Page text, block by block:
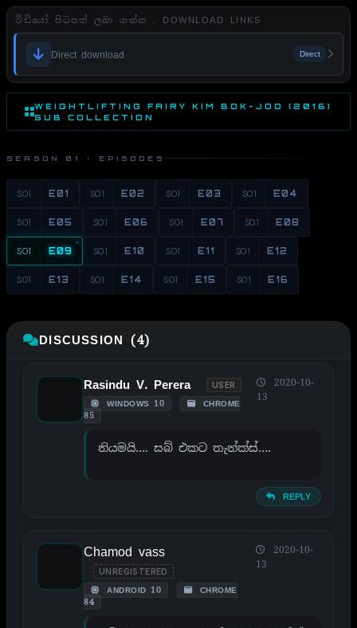
වීඩියෝ පිටපත් ලබා ගන්න . DOWNLOAD LINKS
Direct download Direct
WEIGHTLIFTING FAIRY KIM BOK-JOO (2016)
SUB COLLECTION
SEASON 01 · EPISODES
S01 E01 S01 E02 S01 E03 S01 E04
S01 E05 S01 E06 S01 E07 S01 E08
S01 E09 S01 E10 S01 E11 S01 E12
S01 E13 S01 E14 S01 E15 S01 E16
DISCUSSION (4)
Rasindu V. Perera USER
WINDOWS 10
CHROME
85
2020-10-
13
නියමයි…. සබ් එකට තැන්ක්ස්….
REPLY
Chamod vass
UNREGISTERED
ANDROID 10
CHROME
84
2020-10-
13